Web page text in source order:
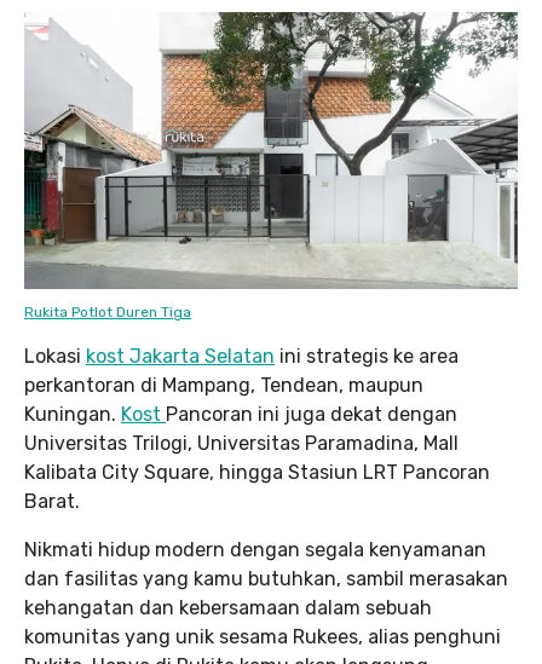
Rukita Potlot Duren Tiga
Lokasi kost Jakarta Selatan ini strategis ke area
perkantoran di Mampang, Tendean, maupun
Kuningan. Kost Pancoran ini juga dekat dengan
Universitas Trilogi, Universitas Paramadina, Mall
Kalibata City Square, hingga Stasiun LRT Pancoran
Barat.
Nikmati hidup modern dengan segala kenyamanan
dan fasilitas yang kamu butuhkan, sambil merasakan
kehangatan dan kebersamaan dalam sebuah
komunitas yang unik sesama Rukees, alias penghuni